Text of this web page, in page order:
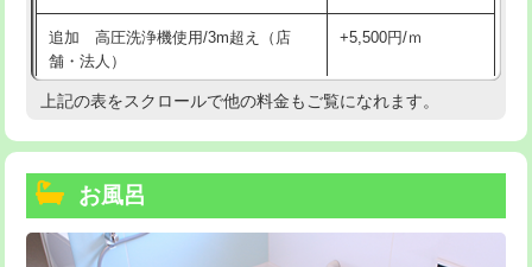
追加 高圧洗浄機使用/3m超え（店
舗・法人）
+5,500円/ｍ
高度高圧洗浄換 現地調査
トーラー機使用/3mまで
追加トーラー機使用/3m超え
上記の表をスクロールで他の料金もご覧になれます。
お風呂